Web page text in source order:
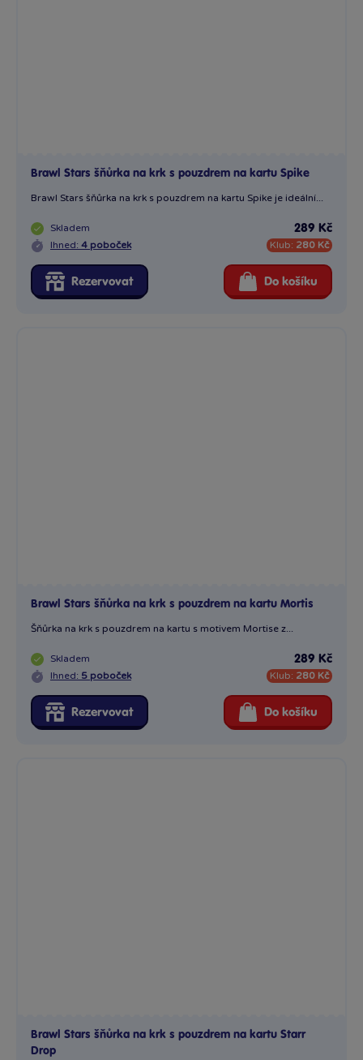
Brawl Stars šňůrka na krk s pouzdrem na kartu Spike
Brawl Stars šňůrka na krk s pouzdrem na kartu Spike je ideální...
Skladem
Ihned: 4 poboček
289 Kč
Klub: 280 Kč
Rezervovat Do košíku
Brawl Stars šňůrka na krk s pouzdrem na kartu Mortis
Šňůrka na krk s pouzdrem na kartu s motivem Mortise z...
Skladem
Ihned: 5 poboček
289 Kč
Klub: 280 Kč
Rezervovat Do košíku
Brawl Stars šňůrka na krk s pouzdrem na kartu Starr
Drop